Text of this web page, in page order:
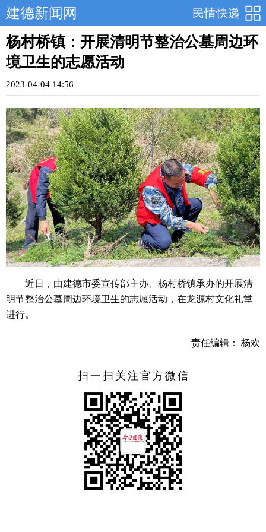
民情快递
建德新闻网
杨村桥镇：开展清明节整治公墓周边环
境卫生的志愿活动
2023-04-04 14:56
近日，由建德市委宣传部主办、杨村桥镇承办的开展清
明节整治公墓周边环境卫生的志愿活动，在龙源村文化礼堂
进行。
责任编辑： 杨欢
扫一扫关注官方微信